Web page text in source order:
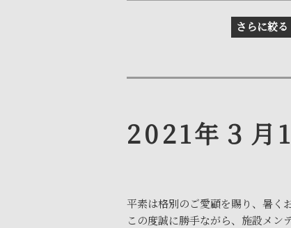
さらに絞る
2021年３
平素は格別のご愛顧を賜り、暑く
この度誠に勝手ながら、施設メン